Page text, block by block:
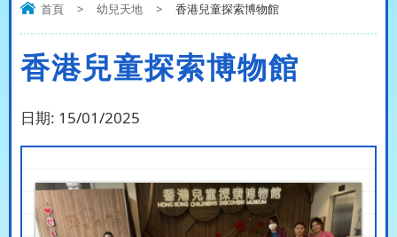
首頁 > 幼兒天地 > 香港兒童探索博物館
香港兒童探索博物館
日期: 15/01/2025